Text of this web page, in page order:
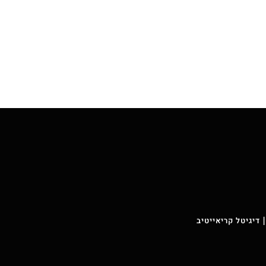
קריאייטיב